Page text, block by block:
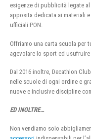
esigenze di pubblicità legate
apposita dedicata ai materiali
ufficiali PON.
Offriamo una carta scuola per
agevolare lo sport ed usufruire
Dal 2016 inoltre, Decathlon
nelle scuole di ogni ordine e
nuove e inclusive discipline
ED INOLTRE…
Non vendiamo solo